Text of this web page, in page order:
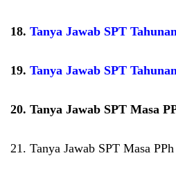
18. Tanya Jawab SPT
19. Tanya Jawab SPT
20. Tanya Jawab SPT Masa
21. Tanya Jawab SPT Masa